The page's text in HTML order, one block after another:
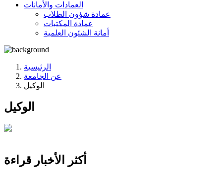
العمادات والأمانات
عمادة شؤون الطلاب
عمادة المكتبات
أمانة الشئون العلمية
الرئيسية
عن الجامعة
الوكيل
الوكيل
أكثر الأخبار قراءة